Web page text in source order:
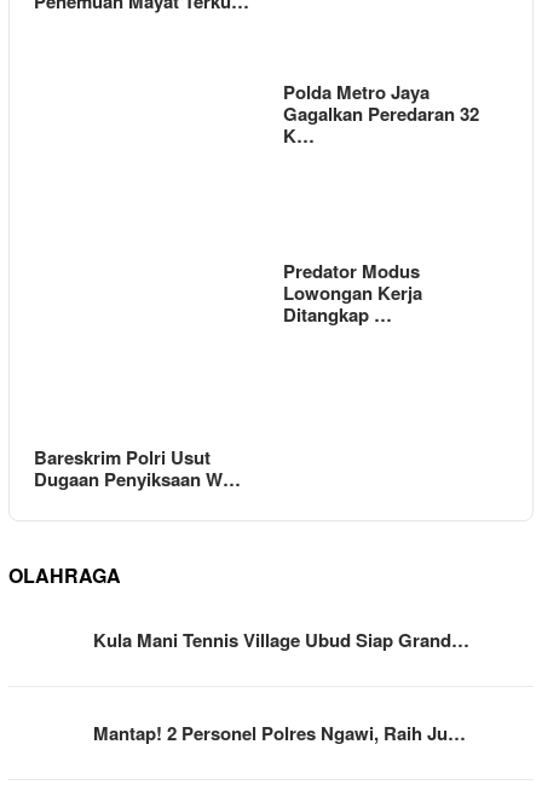
Polda Metro Jaya
Gagalkan Peredaran 32
K…
Bareskrim Polri Usut
Dugaan Penyiksaan W…
Predator Modus
Lowongan Kerja
Ditangkap …
OLAHRAGA
Kula Mani Tennis Village Ubud Siap Grand…
Mantap! 2 Personel Polres Ngawi, Raih Ju…